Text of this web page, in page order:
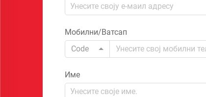
Мобилни/Ватсап
Code
Име